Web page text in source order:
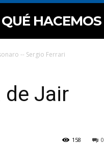
QUÉ HACEMOS
-- Sergio Ferrari
de Jair
0
158